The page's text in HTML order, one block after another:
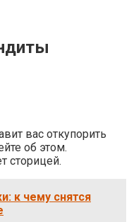
вас откупорить
об этом.
сторицей.
к чему снятся